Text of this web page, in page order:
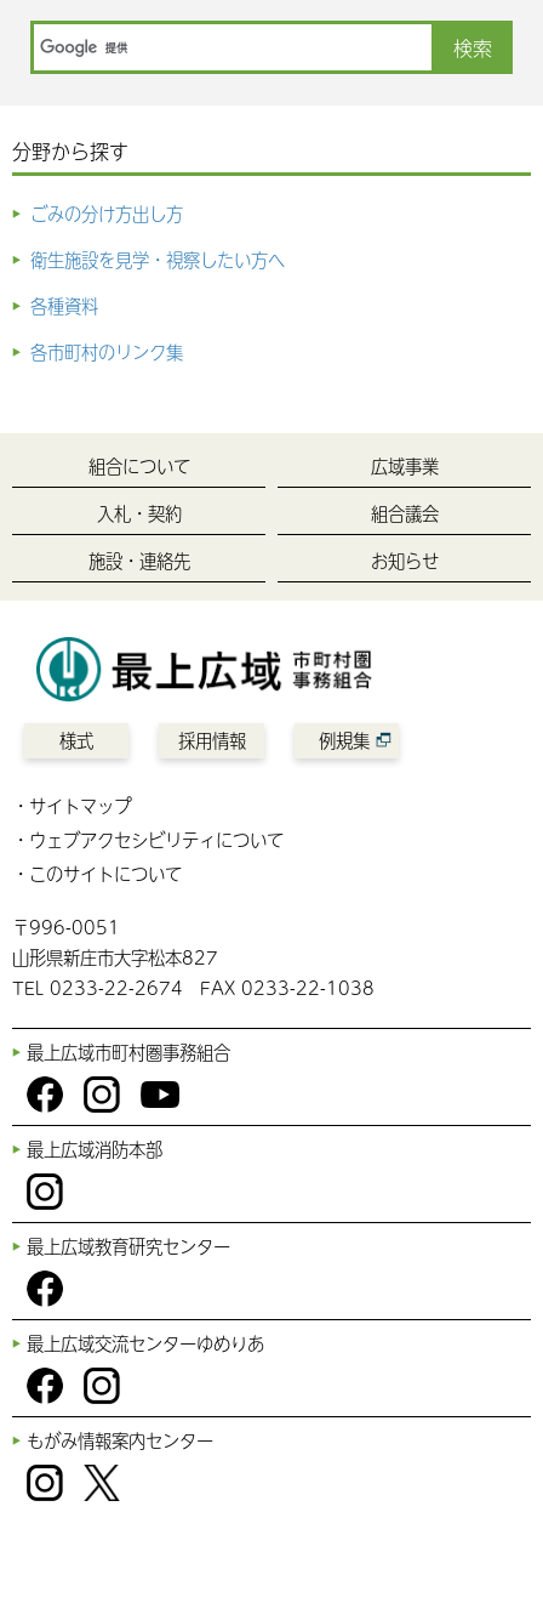
分野から探す
ごみの分け方出し方
衛生施設を見学・視察したい方へ
各種資料
各市町村のリンク集
組合について
広域事業
入札・契約
組合議会
施設・連絡先
お知らせ
様式 採用情報 例規集
サイトマップ
ウェブアクセシビリティについて
このサイトについて
〒996-0051
山形県新庄市大字松本827
TEL 0233-22-2674 FAX 0233-22-1038
最上広域市町村圏事務組合
Fac
ebo
ok
Inst
agr
You
Tub
最上広域消防本部
Inst
agr
am
最上広域教育研究センター
Fac
ebo
ok
最上広域交流センターゆめりあ
Fac
ebo
ok
Inst
agr
am
もがみ情報案内センター